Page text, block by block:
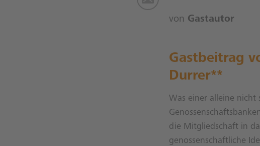
von Gastautor
Gastbeitrag
Durrer**
Was einer alleine nicht
die Mitgliedschaft in
genossenschaftliche